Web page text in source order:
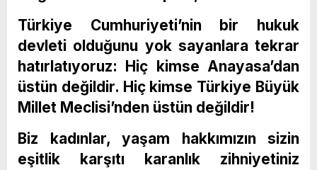
Türkiye Cumhuriyeti’nin bir hukuk
devleti olduğunu yok sayanlara tekrar
hatırlatıyoruz: Hiç kimse Anayasa’dan
üstün değildir. Hiç kimse Türkiye Büyük
Millet Meclisi’nden üstün değildir!
Biz kadınlar, yaşam hakkımızın sizin
eşitlik karşıtı karanlık zihniyetiniz